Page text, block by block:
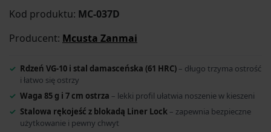
Kod produktu: MC-037D
Producent: Mcusta Zanmai
Rdzeń VG-10 i stal damasceńska (61 HRC) – długo trzyma ostrość
i łatwo się ostrzy
Waga 85 g i 7 cm ostrza – lekki profil ułatwia noszenie w kieszeni
Stalowa rękojeść z blokadą Liner Lock – zapewnia bezpieczne
użytkowanie i pewny chwyt